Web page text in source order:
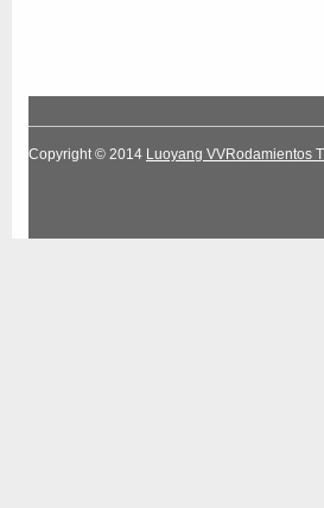
Copyright © 2014 Luoyang VVRodamientos